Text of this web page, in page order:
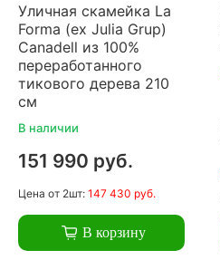
Уличная скамейка La
Forma (ex Julia Grup)
Canadell из 100%
переработанного
тикового дерева 210
см
В наличии
151 990 руб.
Цена от 2шт: 147 430 руб.
В корзину